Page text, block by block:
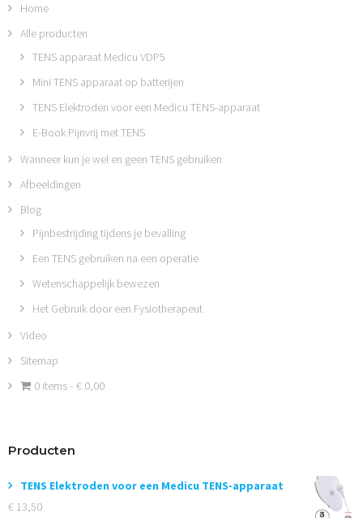
Home
Alle producten
TENS apparaat Medicu VDP5
Mini TENS apparaat op batterijen
TENS Elektroden voor een Medicu TENS-apparaat
E-Book Pijnvrij met TENS
Wanneer kun je wel en geen TENS gebruiken
Afbeeldingen
Blog
Pijnbestrijding tijdens je bevalling
Een TENS gebruiken na een operatie
Wetenschappelijk bewezen
Het Gebruik door een Fysiotherapeut
Video
Sitemap
0 items
€ 0,00
Producten
TENS Elektroden voor een Medicu TENS-apparaat
€ 13,50